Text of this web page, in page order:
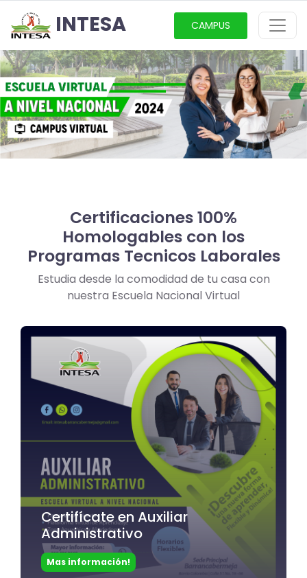
INTESA CAMPUS
Certificaciones 100%
Homologables con los
Programas Tecnicos Laborales
Estudia desde la comodidad de tu casa con
nuestra Escuela Nacional Virtual
Certifícate en Auxiliar
Administrativo
Mas información!